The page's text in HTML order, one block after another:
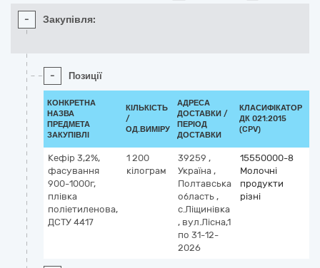
- Закупівля:
- Позиції
КОНКРЕТНА
НАЗВА
ПРЕДМЕТА
ЗАКУПІВЛІ
КІЛЬКІСТЬ
/
ОД.ВИМІРУ
АДРЕСА
ДОСТАВКИ /
ПЕРІОД
ДОСТАВКИ
КЛАСИФІКАТОР
ДК 021:2015
(CPV)
Кефір 3,2%,
фасування
900-1000г,
плівка
поліетиленова,
ДСТУ 4417
1 200
кілограм
39259 ,
Україна ,
Полтавська
область ,
с.Ліщинівка
, вул.Лісна,1
по 31-12-
2026
15550000-8
Молочні
продукти
різні